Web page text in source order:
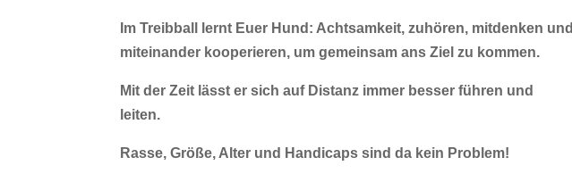
Im Treibball lernt Euer Hund: Achtsamkeit, zuhören, mitdenken und
miteinander kooperieren, um gemeinsam ans Ziel zu kommen.
Mit der Zeit lässt er sich auf Distanz immer besser führen und
leiten.
Rasse, Größe, Alter und Handicaps sind da kein Problem!